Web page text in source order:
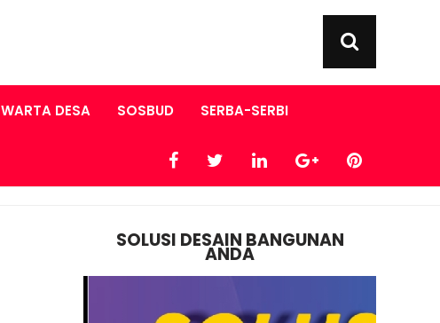
WARTA DESA SOSBUD SERBA-SERBI
SOLUSI DESAIN BANGUNAN
ANDA